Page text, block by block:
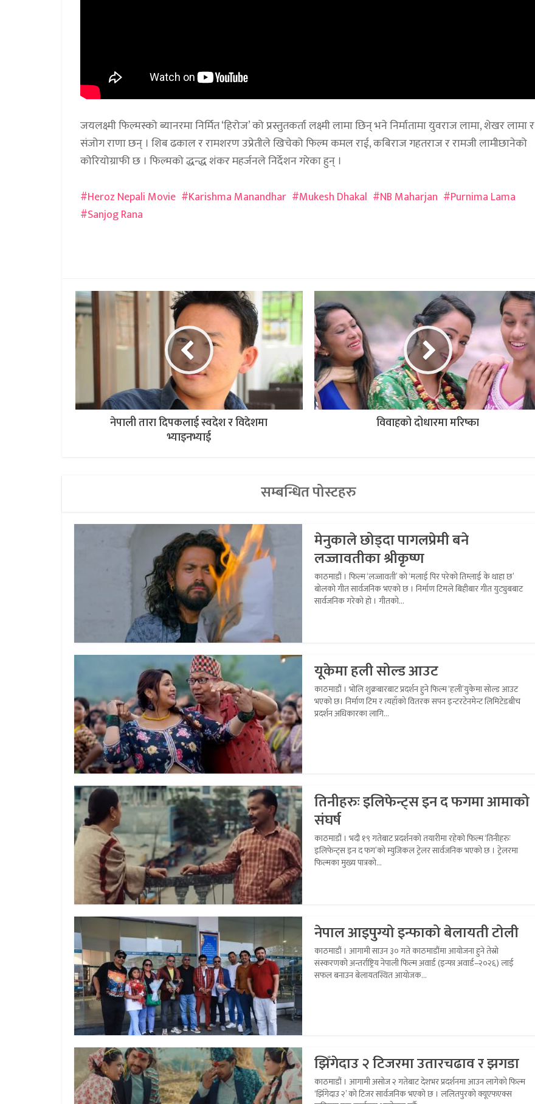
जयलक्ष्मी फिल्मस्को ब्यानरमा निर्मित ‘हिरोज’ को प्रस्तुतकर्ता लक्ष्मी लामा छिन् भने निर्मातामा युवराज लामा, शेखर लामा र
संजोग राणा छन् । शिब ढकाल र रामशरण उप्रेतीले खिचेको फिल्म कमल राई, कबिराज गहतराज र रामजी लामीछानेको
कोरियोग्राफी छ । फिल्मको द्धन्द्ध शंकर महर्जनले निर्देशन गरेका हुन् ।
Heroz Nepali Movie
Karishma Manandhar Mukesh Dhakal NB Maharjan
Purnima Lama
Sanjog Rana
नेपाली तारा दिपकलाई स्वदेश र विदेशमा
भ्याइनभ्याई
विवाहको दोधारमा मरिष्का
सम्बन्धित पोस्टहरु
मेनुकाले छोड्दा पागलप्रेमी बने
लज्जावतीका श्रीकृष्ण
काठमाडौं । फिल्म ‘लज्जावती’ को ‘मलाई पिर परेको तिम्लाई के थाहा छ’
बोलको गीत सार्वजनिक भएको छ । निर्माण टिमले बिहीबार गीत युट्युबबाट
सार्वजनिक गरेको हो । गीतको...
यूकेमा हली सोल्ड आउट
काठमाडौं । भोलि शुक्रबारबाट प्रदर्शन हुने फिल्म ‘हली’युकेमा सोल्ड आउट
भएको छ। निर्माण टिम र त्यहाँको वितरक सपन इन्टरटेनमेन्ट लिमिटेडबीच
प्रदर्शन अधिकारका लागि...
तिनीहरुः इलिफेन्ट्स इन द फगमा आमाको
संघर्ष
काठमाडौं । भदौ १९ गतेबाट प्रदर्शनको तयारीमा रहेको फिल्म ‘तिनीहरुः
इलिफेन्ट्स इन द फग’को म्युजिकल ट्रेलर सार्वजनिक भएको छ । ट्रेलरमा
फिल्मका मुख्य पात्रको...
नेपाल आइपुग्यो इन्फाको बेलायती टोली
काठमाडौं । आगामी साउन ३० गते काठमाडौंमा आयोजना हुने तेस्रो
संस्करणको अन्तर्राष्ट्रिय नेपाली फिल्म अवार्ड (इन्फा अवार्ड–२०२६) लाई
सफल बनाउन बेलायतस्थित आयोजक...
झिँगेदाउ २ टिजरमा उतारचढाव र झगडा
काठमाडौं । आगामी असोज २ गतेबाट देशभर प्रदर्शनमा आउन लागेको फिल्म
‘झिँगेदाउ २’ को टिजर सार्वजनिक भएको छ । ललितपुरको क्यूएफएक्स